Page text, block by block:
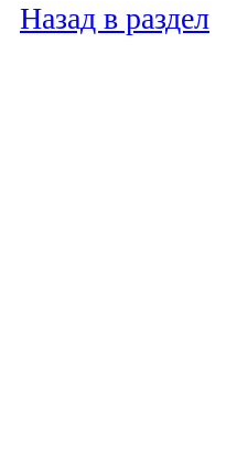
Назад в раздел